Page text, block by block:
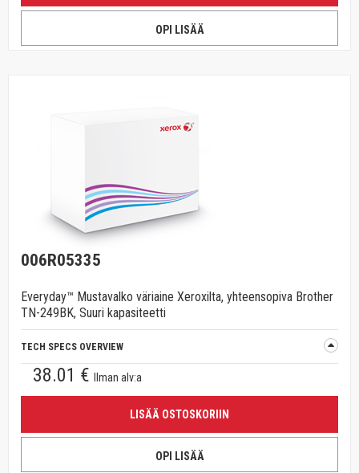
OPI LISÄÄ
006R05335
Everyday™ Mustavalko väriaine Xeroxilta, yhteensopiva Brother
TN-249BK, Suuri kapasiteetti
TECH SPECS OVERVIEW
38.01 € Ilman alv:a
LISÄÄ OSTOSKORIIN
OPI LISÄÄ